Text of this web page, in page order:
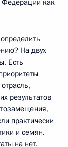
На двух
Есть
результатов
практически
и семян.
на нет.